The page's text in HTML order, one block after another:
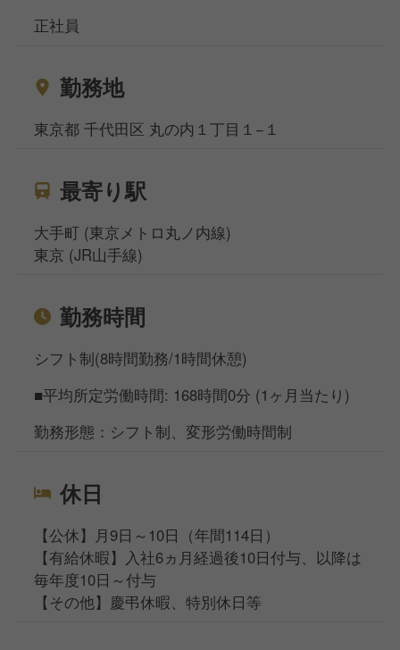
正社員
勤務地
東京都 千代田区 丸の内１丁目１−１
最寄り駅
大手町 (東京メトロ丸ノ内線)
東京 (JR山手線)
勤務時間
シフト制(8時間勤務/1時間休憩)
■平均所定労働時間: 168時間0分 (1ヶ月当たり)
勤務形態：シフト制、変形労働時間制
休日
【公休】月9日～10日（年間114日）
【有給休暇】入社6ヵ月経過後10日付与、以降は
毎年度10日～付与
【その他】慶弔休暇、特別休日等